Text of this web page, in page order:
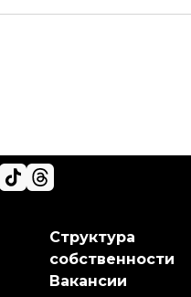
Структура
собственности
Вакансии